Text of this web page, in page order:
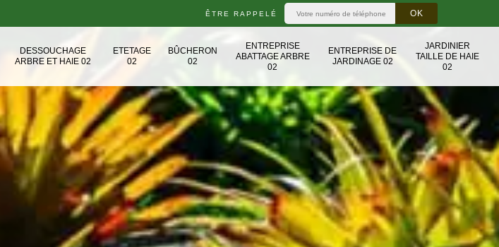
ÊTRE RAPPELÉ
DESSOUCHAGE
ARBRE ET HAIE 02
ETETAGE
02
BÛCHERON
02
ENTREPRISE
ABATTAGE ARBRE
02
ENTREPRISE DE
JARDINAGE 02
JARDINIER
TAILLE DE HAIE
02